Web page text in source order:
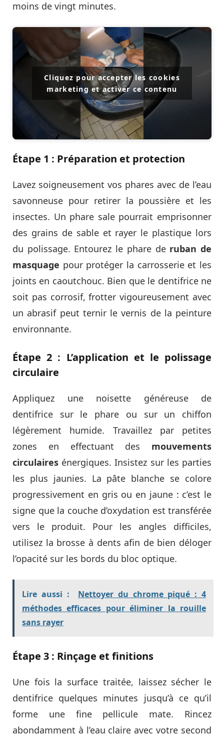
moins de vingt minutes.
Cliquez pour accepter les cookies
marketing et activer ce contenu
Étape 1 : Préparation et protection
Lavez soigneusement vos phares avec de l’eau
savonneuse pour retirer la poussière et les
insectes. Un phare sale pourrait emprisonner
des grains de sable et rayer le plastique lors
du polissage. Entourez le phare de ruban de
masquage pour protéger la carrosserie et les
joints en caoutchouc. Bien que le dentifrice ne
soit pas corrosif, frotter vigoureusement avec
un abrasif peut ternir le vernis de la peinture
environnante.
Étape 2 : L’application et le polissage
circulaire
Appliquez une noisette généreuse de
dentifrice sur le phare ou sur un chiffon
légèrement humide. Travaillez par petites
zones en effectuant des mouvements
circulaires énergiques. Insistez sur les parties
les plus jaunies. La pâte blanche se colore
progressivement en gris ou en jaune : c’est le
signe que la couche d’oxydation est transférée
vers le produit. Pour les angles difficiles,
utilisez la brosse à dents afin de bien déloger
l’opacité sur les bords du bloc optique.
Lire aussi :
Nettoyer du chrome piqué : 4
méthodes efficaces pour éliminer la rouille
sans rayer
Étape 3 : Rinçage et finitions
Une fois la surface traitée, laissez sécher le
dentifrice quelques minutes jusqu’à ce qu’il
forme une fine pellicule mate. Rincez
abondamment à l’eau claire avec votre second